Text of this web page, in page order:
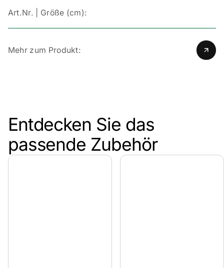
Art.Nr. | Größe (cm):
Mehr zum Produkt:
Natürlichkeit, die Bestand hat
Entdecken Sie das
passende Zubehör